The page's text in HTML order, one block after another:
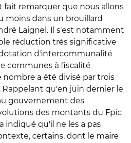
fait remarquer que nous allons
moins dans un brouillard
Laignel. Il s'est notamment
réduction très significative
d'intercommunalité
communes à fiscalité
a été divisé par trois
Rappelant qu'en juin dernier le
gouvernement des
des montants du Fpic
indiqué qu'il ne les a pas
certains, dont le maire